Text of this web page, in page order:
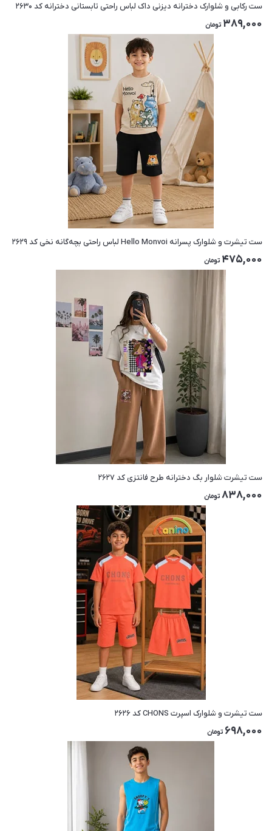
ست رکابی و شلوارک دخترانه دیزنی داک لباس راحتی تابستانی دخترانه کد ۲۶۳۰
389,000 تومان
ست تیشرت و شلوارک پسرانه Hello Monvoi لباس راحتی بچه‌گانه نخی کد ۲۶۲۹
475,000 تومان
ست تیشرت شلوار بگ دخترانه طرح فانتزی کد ۲۶۲۷
838,000 تومان
ست تیشرت و شلوارک اسپرت CHONS کد ۲۶۲۶
698,000 تومان